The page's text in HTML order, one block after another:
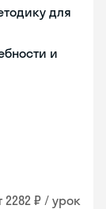
для
и
2282 ₽ / урок